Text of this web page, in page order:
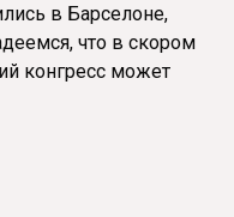
в Барселоне,
что в скором
конгресс может